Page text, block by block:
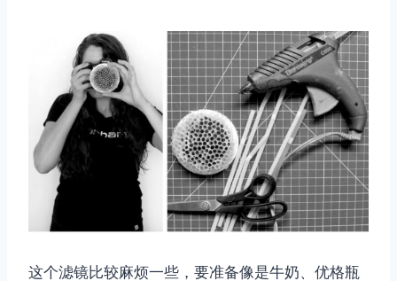
这个滤镜比较麻烦一些，要准备像是牛奶、优格瓶